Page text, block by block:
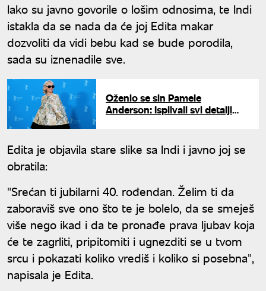
Iako su javno govorile o lošim odnosima, te Indi
istakla da se nada da će joj Edita makar
dozvoliti da vidi bebu kad se bude porodila,
sada su iznenadile sve.
Oženio se sin Pamele
Anderson: Isplivali svi detalji
Edita je objavila stare slike sa Indi i javno joj se
obratila:
"Srećan ti jubilarni 40. rođendan. Želim ti da
zaboraviš sve ono što te je bolelo, da se smeješ
više nego ikad i da te pronađe prava ljubav koja
će te zagrliti, pripitomiti i ugnezditi se u tvom
srcu i pokazati koliko vrediš i koliko si posebna",
napisala je Edita.